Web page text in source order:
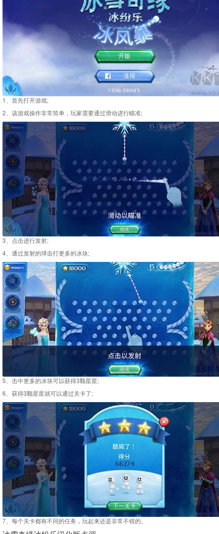
1、首先打开游戏;
2、该游戏操作非常简单，玩家需要通过滑动进行瞄准;
​​​​​​​3、点击进行发射;
4、通过发射的球击打更多的冰块;
5、击中更多的冰块可以获得3颗星星;
6、获得3颗星星就可以通过关卡了;
7、每个关卡都有不同的任务，玩起来还是非常不错的。